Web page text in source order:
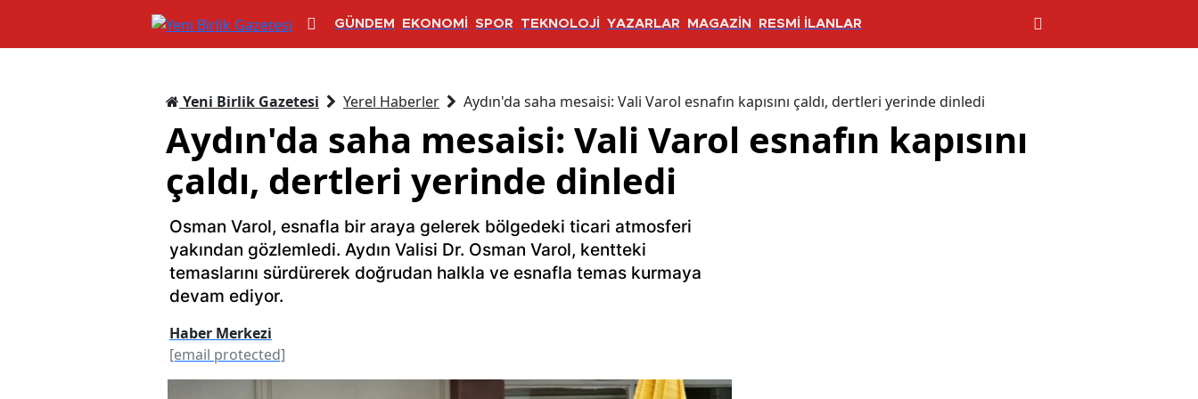
GÜNDEM EKONOMİ SPOR TEKNOLOJİ YAZARLAR MAGAZİN RESMİ İLANLAR
Yeni Birlik Gazetesi Yerel Haberler Aydın'da saha mesaisi: Vali Varol esnafın kapısını çaldı, dertleri yerinde dinledi
Aydın'da saha mesaisi: Vali Varol esnafın kapısını
çaldı, dertleri yerinde dinledi
Osman Varol, esnafla bir araya gelerek bölgedeki ticari atmosferi
yakından gözlemledi. Aydın Valisi Dr. Osman Varol, kentteki
temaslarını sürdürerek doğrudan halkla ve esnafla temas kurmaya
devam ediyor.
Haber Merkezi
[email protected]